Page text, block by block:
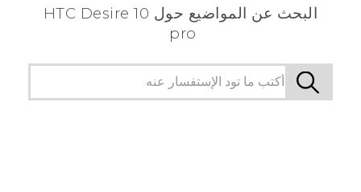
البحث عن المواضيع حول HTC Desire 10
pro